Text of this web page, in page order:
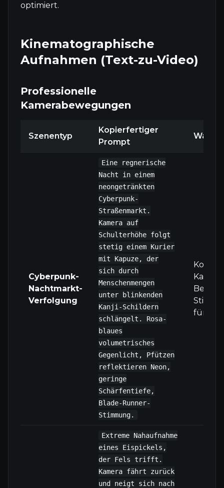
optimiert.
Kinematographische
Aufnahmen (Text-zu-Video)
Professionelle
Kamerabewegungen
Szenentyp
Kopierfertiger
Prompt
Cyberpunk-
Nachtmarkt-
Verfolgung
Eine regnerische
Nacht in einem
neongetränkten
Cyberpunk-
Straßenmarkt.
Kamera auf
Schulterhöhe folgt
stetig einem Kurier
mit Kapuze, der
sich durch
Menschenmengen
unter blinkenden
Kanji-Schildern
schlängelt. Rosa-
blaues
volumetrisches
Gegenlicht, Pfützen
reflektieren Neon,
geringe
Schärfentiefe,
Blade-Runner-
Stimmung.
für
Extreme Nahaufnahme
eines Eispickels,
der Fels trifft.
Kamera fährt zurück
und neigt sich nach